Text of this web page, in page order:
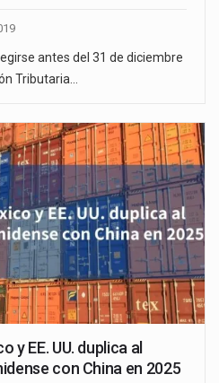
antes del 31 de diciembre
Tributaria…
y EE. UU. duplica al
con China en 2025